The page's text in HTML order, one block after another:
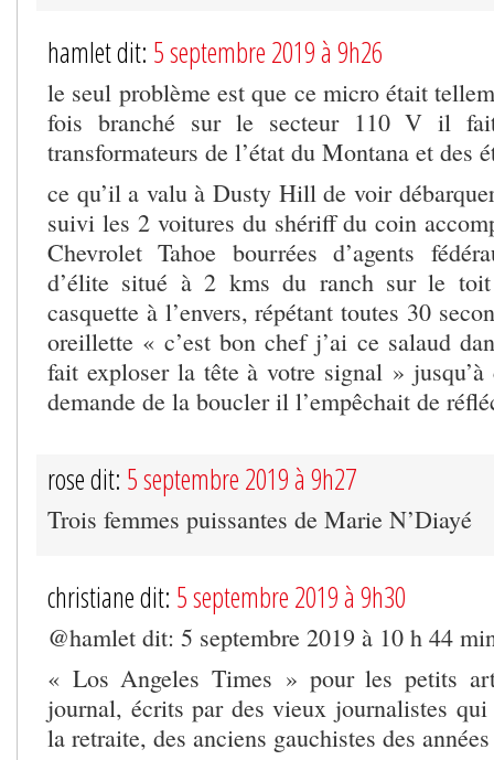
hamlet dit: 5 septembre 2019 à 9h26
le seul problème est que ce micro était
fois branché sur le secteur 110 V il
transformateurs de l’état du Montana et des
ce qu’il a valu à Dusty Hill de voir
suivi les 2 voitures du shériff du coin
Chevrolet Tahoe bourrées d’agents
d’élite situé à 2 kms du ranch sur le toit
casquette à l’envers, répétant toutes 30
oreillette « c’est bon chef j’ai ce salaud
fait exploser la tête à votre signal »
demande de la boucler il l’empêchait de
rose dit: 5 septembre 2019 à 9h27
Trois femmes puissantes de Marie N’Diayé
christiane dit: 5 septembre 2019 à 9h30
@hamlet dit: 5 septembre 2019 à 10 h 44
« Los Angeles Times » pour les petits
journal, écrits par des vieux journalistes
la retraite, des anciens gauchistes des